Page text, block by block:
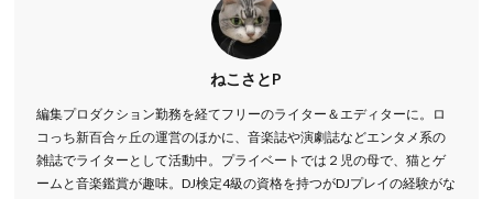
ねこさとP
編集プロダクション勤務を経てフリーのライター＆エディターに。ロ
コっち新百合ヶ丘の運営のほかに、音楽誌や演劇誌などエンタメ系の
雑誌でライターとして活動中。プライベートでは２児の母で、猫とゲ
ームと音楽鑑賞が趣味。DJ検定4級の資格を持つがDJプレイの経験がな